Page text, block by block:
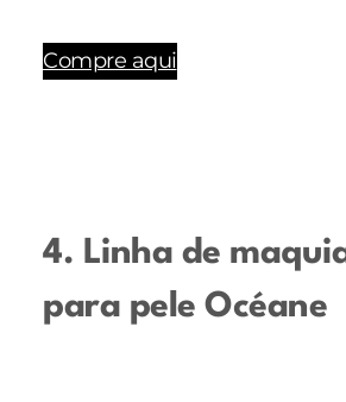
Compre aqui
4. Linha de
para pele Océane